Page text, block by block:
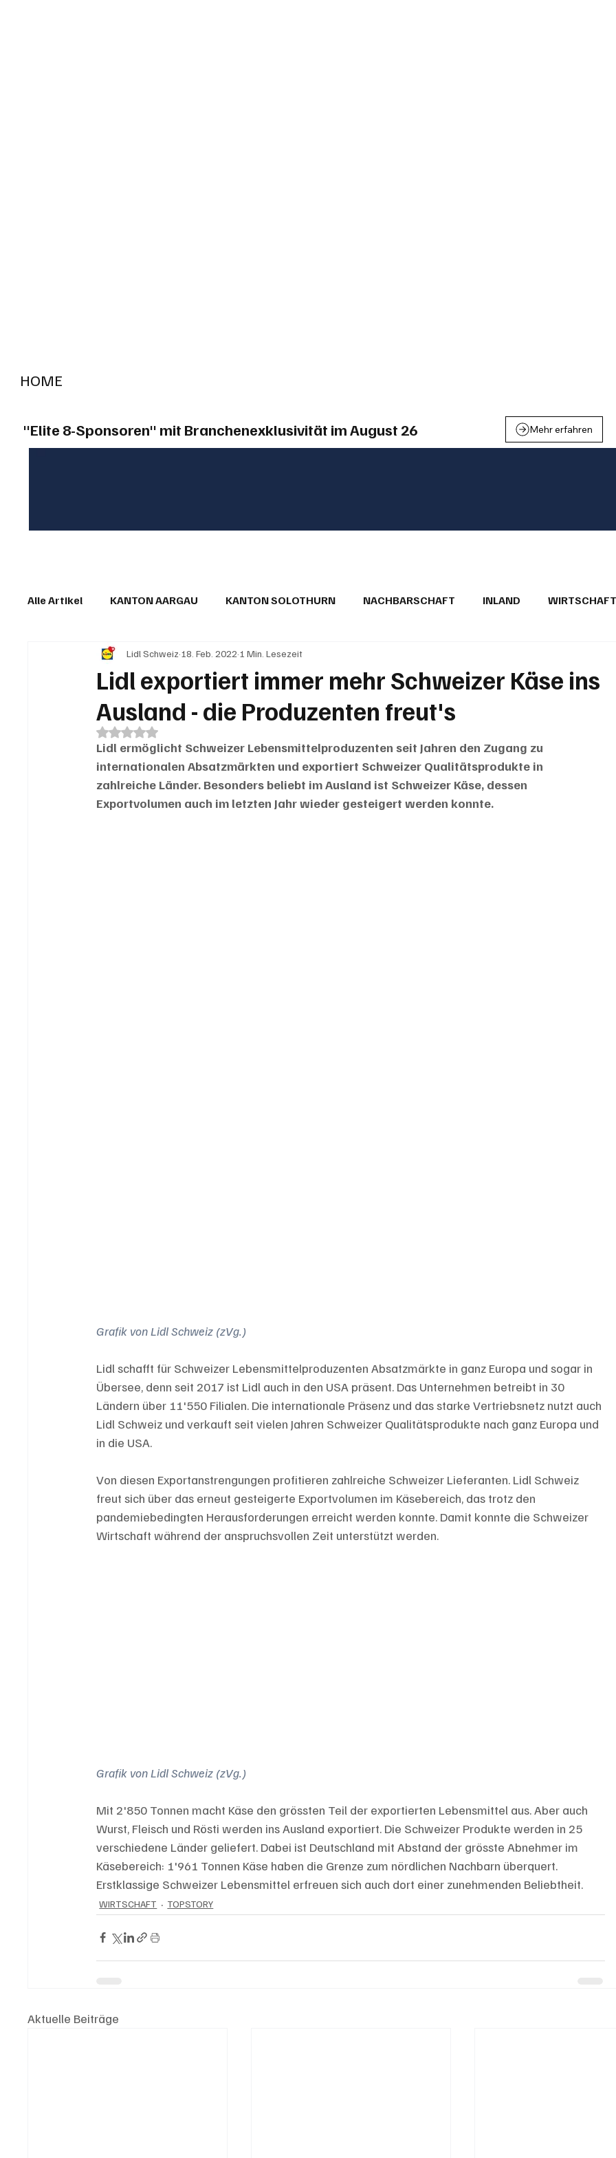
HOME
"Elite 8-Sponsoren" mit Branchenexklusivität im August 26 Mehr erfahren
Alle Artikel KANTON AARGAU KANTON SOLOTHURN NACHBARSCHAFT INLAND WIRTSCHAFT
IN EIGENER SACHE KOMMENTARE LESERBRIEFE
Lidl exportiert immer mehr Schweizer Käse ins
Ausland - die Produzenten freut's
Lidl Schweiz 18. Feb. 2022 1 Min. Lesezeit
Mit NaN von 5 Sternen bewertet.
Lidl ermöglicht Schweizer Lebensmittelproduzenten seit Jahren den Zugang zu
internationalen Absatzmärkten und exportiert Schweizer Qualitätsprodukte in
zahlreiche Länder. Besonders beliebt im Ausland ist Schweizer Käse, dessen
Exportvolumen auch im letzten Jahr wieder gesteigert werden konnte.
Grafik von Lidl Schweiz (zVg.)
Lidl schafft für Schweizer Lebensmittelproduzenten Absatzmärkte in ganz Europa und sogar in
Übersee, denn seit 2017 ist Lidl auch in den USA präsent. Das Unternehmen betreibt in 30
Ländern über 11'550 Filialen. Die internationale Präsenz und das starke Vertriebsnetz nutzt auch
Lidl Schweiz und verkauft seit vielen Jahren Schweizer Qualitätsprodukte nach ganz Europa und
in die USA.
Von diesen Exportanstrengungen profitieren zahlreiche Schweizer Lieferanten. Lidl Schweiz
freut sich über das erneut gesteigerte Exportvolumen im Käsebereich, das trotz den
pandemiebedingten Herausforderungen erreicht werden konnte. Damit konnte die Schweizer
Wirtschaft während der anspruchsvollen Zeit unterstützt werden.
Grafik von Lidl Schweiz (zVg.)
Mit 2'850 Tonnen macht Käse den grössten Teil der exportierten Lebensmittel aus. Aber auch
Wurst, Fleisch und Rösti werden ins Ausland exportiert. Die Schweizer Produkte werden in 25
verschiedene Länder geliefert. Dabei ist Deutschland mit Abstand der grösste Abnehmer im
Käsebereich: 1'961 Tonnen Käse haben die Grenze zum nördlichen Nachbarn überquert.
Erstklassige Schweizer Lebensmittel erfreuen sich auch dort einer zunehmenden Beliebtheit.
WIRTSCHAFT TOPSTORY
Aktuelle Beiträge